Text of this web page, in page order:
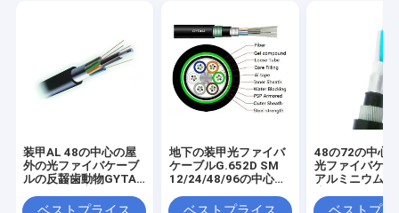
装甲AL 48の中心の屋
外の光ファイバケーブ
ルの反齧歯動物GYTA
地下の装甲光ファイバ
ケーブルG.652D SM
12/24/48/96の中心
48の72の中心
光ファイバケー
アルミニウム装